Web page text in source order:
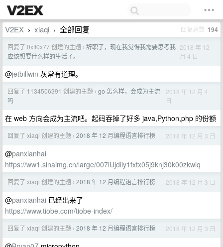
V2EX › xiaqi › 全部回复 回复总数 194
回复了 0xff0x77 创建的主题 › 辞职了，现在我觉得我需要思考我
应该想要什么样的生活了。
2018 年 12
月 4 日
@jetbillwin 灰常有道理。
回复了 1134506391 创建的主题 › go 怎么样，会成为主流
吗
2018 年 12 月 4
日
在 web 方向会成为主流吧。起码吞掉了好多 java,Python,php 的份额
回复了 xiaqi 创建的主题 › 2018 年 12 月编程语言排行榜 2018 年 12 月 3 日
@panxianhai
https://ww1.sinaimg.cn/large/007iUjdily1fxtx05j9knj30k00zkwiq
回复了 xiaqi 创建的主题 › 2018 年 12 月编程语言排行榜 2018 年 12 月 3 日
@panxianhai 已经出来了
https://www.tiobe.com/tiobe-index/
回复了 xiaqi 创建的主题 › 2018 年 12 月编程语言排行榜 2018 年 12 月 3 日